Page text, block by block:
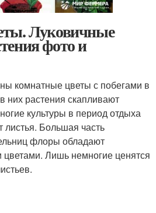
Луковичные
фото и
комнатные цветы с побегами в
них растения скапливают
культуры в период отдыха
Большая часть
флоры обладают
Лишь немногие ценятся